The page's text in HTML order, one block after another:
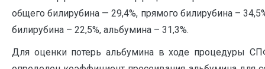
общего билирубина — 29,4%, прямого билирубина –
билирубина – 22,5%, альбумина – 31,3%.
Для оценки потерь альбумина в ходе процедуры